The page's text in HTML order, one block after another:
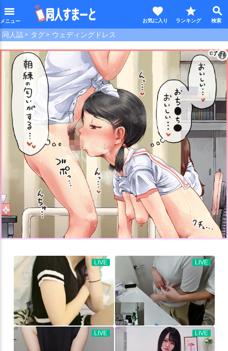
menu search
star
favorite
同人誌 タグ ウェディングドレス